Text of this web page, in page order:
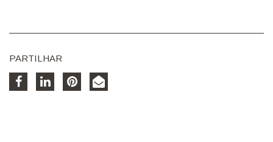
PARTILHAR